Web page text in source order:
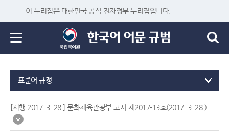
이 누리집은 대한민국 공식 전자정부 누리집입니다.
표준어 규정
[시행 2017. 3. 28.] 문화체육관광부 고시 제2017-13호(2017. 3. 28.)